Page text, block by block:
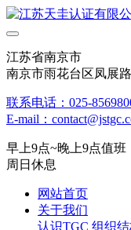
江苏省南京市
南京市雨花台区凤展
联系电话：025-
E-mail：
早上9点~晚上9点值班
周日休息
网站首页
关于我们
认识TGC 组织